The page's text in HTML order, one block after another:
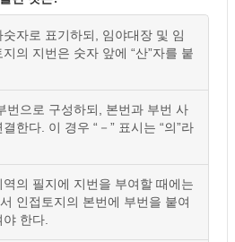
자로 표기하되, 임야대장 및 임
의 지번은 숫자 앞에 “산”자를 붙
으로 구성하되, 본번과 부번 사
한다. 이 경우 “－” 표시는 “의”라
의 필지에 지번을 부여할 때에는
인접토지의 본번에 부번을 붙여
한다.